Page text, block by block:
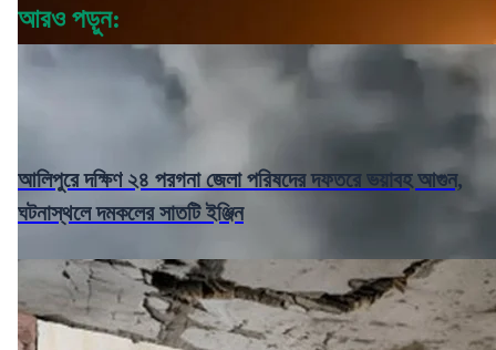
আরও পড়ুন:
আলিপুরে দক্ষিণ ২৪ পরগনা জেলা পরিষদের দফতরে ভয়াবহ আগুন,
ঘটনাস্থলে দমকলের সাতটি ইঞ্জিন